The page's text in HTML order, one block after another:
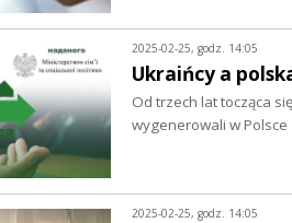
2025-02-25, godz. 14:05
Ukraińcy a
Od trzech lat tocząca
wygenerowali w
2025-02-25, godz. 14:05